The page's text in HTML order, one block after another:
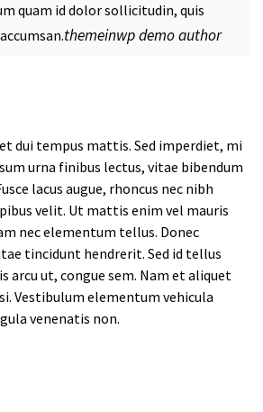
quam id dolor sollicitudin, quis
themeinwp demo author
dui tempus mattis. Sed imperdiet, mi
urna finibus lectus, vitae bibendum
lacus augue, rhoncus nec nibh
velit. Ut mattis enim vel mauris
nec elementum tellus. Donec
tincidunt hendrerit. Sed id tellus
arcu ut, congue sem. Nam et aliquet
Vestibulum elementum vehicula
venenatis non.